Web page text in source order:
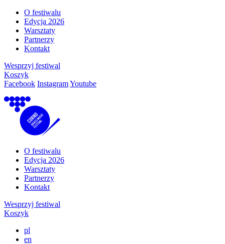
O festiwalu
Edycja 2026
Warsztaty
Partnerzy
Kontakt
Wesprzyj festiwal
Koszyk
Facebook InstagramYoutube
O festiwalu
Edycja 2026
Warsztaty
Partnerzy
Kontakt
Wesprzyj festiwal
Koszyk
pl
en